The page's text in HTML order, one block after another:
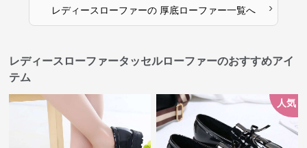
レディースローファーの厚底ローファー一覧へ ›
レディースローファータッセルローファーのおすすめアイ
テム
人気